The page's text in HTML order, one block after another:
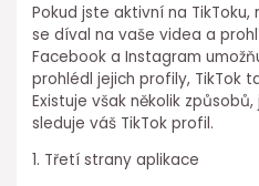
Pokud jste aktivní na
se díval na vaše videa a
Facebook a Instagram
prohlédl jejich profily, TikTok
Existuje však několik
sleduje váš TikTok profil.
1. Třetí strany aplikace